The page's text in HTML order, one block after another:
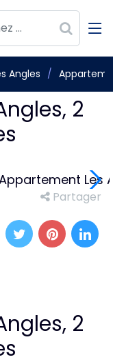
Angles
2
Partager
2